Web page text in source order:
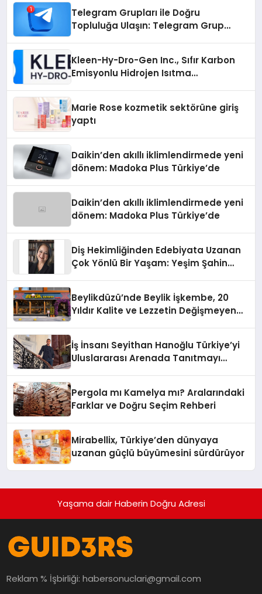
Telegram Grupları ile Doğru
Topluluğa Ulaşın: Telegram Grup
Kleen-Hy-Dro-Gen Inc., Sıfır Karbon
Emisyonlu Hidrojen Isıtma
Marie Rose kozmetik sektörüne giriş
yaptı
Daikin’den akıllı iklimlendirmede yeni
dönem: Madoka Plus Türkiye’de
Daikin’den akıllı iklimlendirmede yeni
dönem: Madoka Plus Türkiye’de
Diş Hekimliğinden Edebiyata Uzanan
Çok Yönlü Bir Yaşam: Yeşim Şahin
Beylikdüzü’nde Beylik İşkembe, 20
Yıldır Kalite ve Lezzetin Değişmeyen
İş İnsanı Seyithan Hanoğlu Türkiye’yi
Uluslararası Arenada Tanıtmayı
Pergola mı Kamelya mı? Aralarındaki
Farklar ve Doğru Seçim Rehberi
Mirabellix, Türkiye’den dünyaya
uzanan güçlü büyümesini sürdürüyor
Yaşama dair Haberin Doğru Adresi
Reklam % İşbirliği:habersonuclari@gmail.com